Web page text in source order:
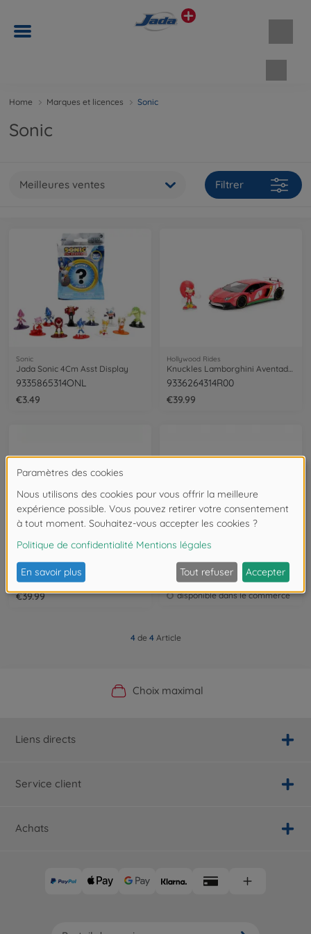
Home Marques et licences Sonic
Sonic
Meilleures ventes Filtrer
Sonic
Jada Sonic 4Cm Asst Display
9335865314ONL
€3.49
Hollywood Rides
Knuckles Lamborghini Aventador SV 1:24
9336264314R00
€39.99
9335871314R00
€39.99
253255082
disponible dans le commerce
4de 4Article
Boutique officielle du fabricant
Choix maximal
Service personnalisé
Livraison rapide
Liens directs
Service client
Achats